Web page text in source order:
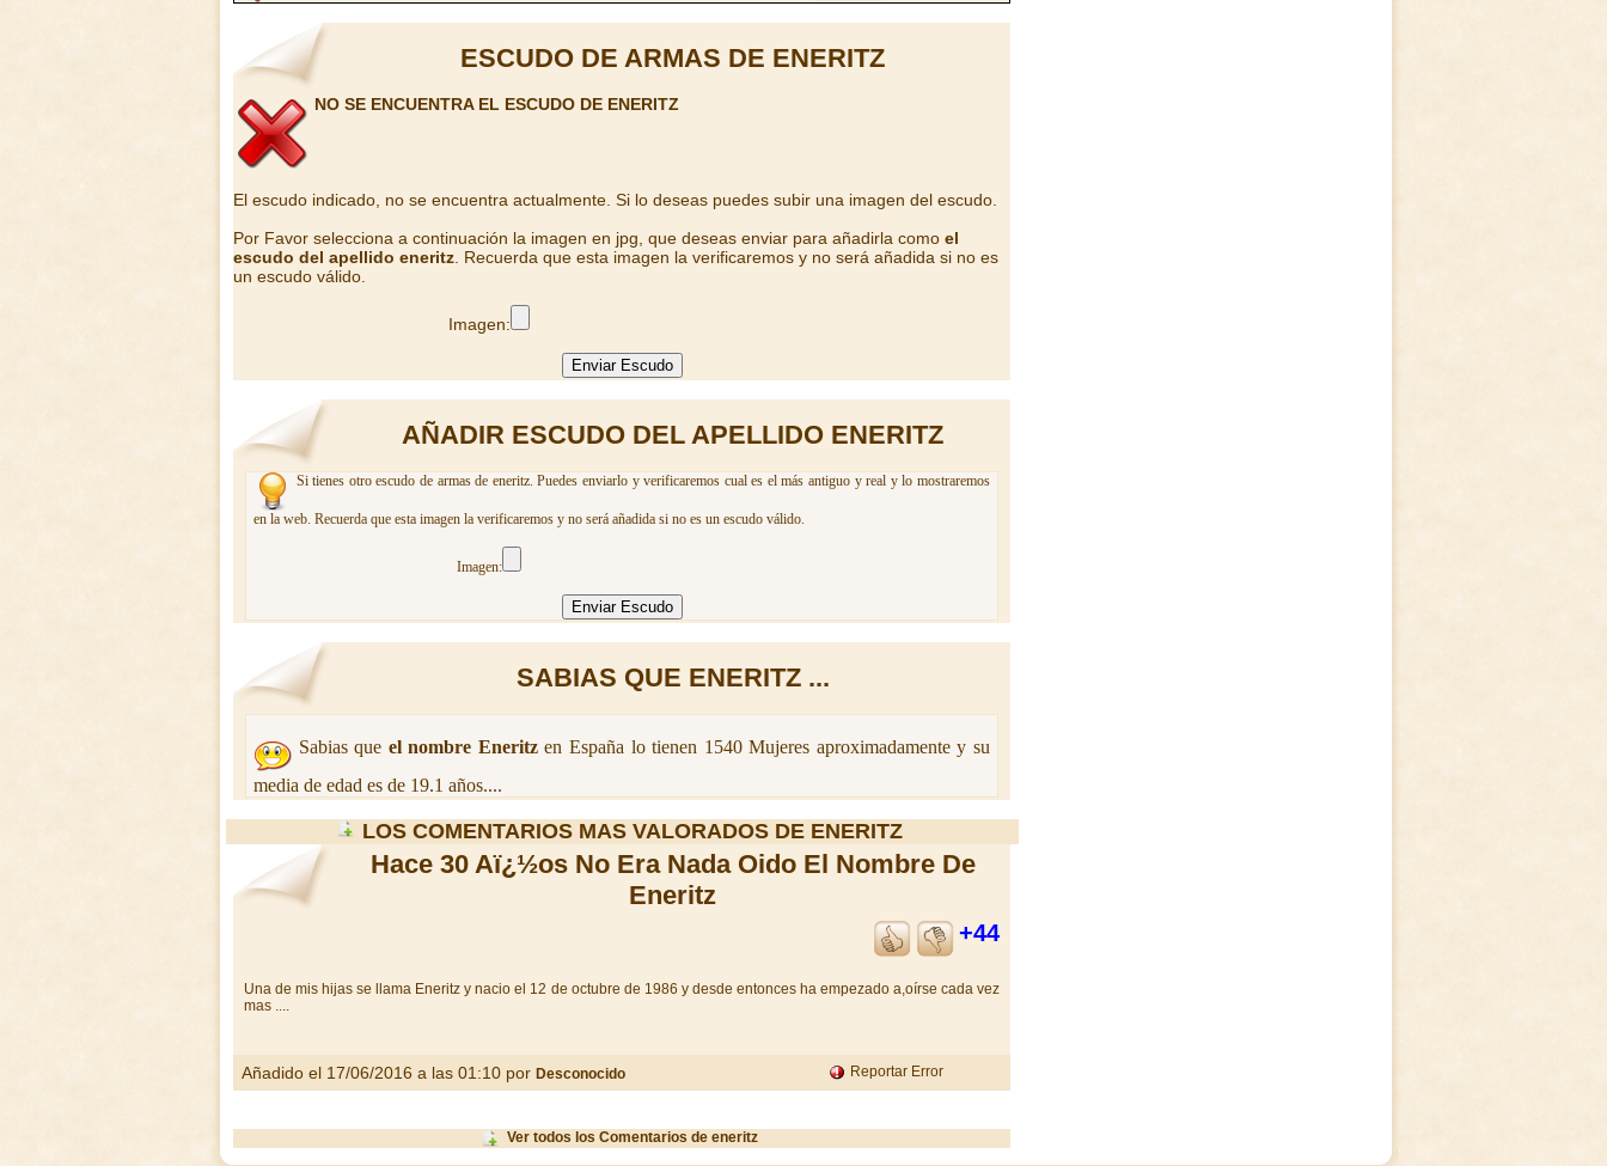
ESCUDO DE ARMAS DE ENERITZ
NO SE ENCUENTRA EL ESCUDO DE ENERITZ
El escudo indicado, no se encuentra actualmente. Si lo deseas puedes subir una imagen del escudo.
Por Favor selecciona a continuación la imagen en jpg, que deseas enviar para añadirla como el
escudo del apellido eneritz . Recuerda que esta imagen la verificaremos y no será añadida si no es
un escudo válido.
Imagen:
AÑADIR ESCUDO DEL APELLIDO ENERITZ
Si tienes otro escudo de armas de eneritz. Puedes enviarlo y verificaremos cual es el más antiguo y real y lo mostraremos
en la web. Recuerda que esta imagen la verificaremos y no será añadida si no es un escudo válido.
Imagen:
SABIAS QUE ENERITZ ...
Sabias que el nombre Eneritzen España lo tienen 1540 Mujeres aproximadamente y su
media de edad es de 19.1 años....
LOS COMENTARIOS MAS VALORADOS DE ENERITZ
Hace 30 Aï¿½os No Era Nada Oido El Nombre De
Eneritz
+44
Una de mis hijas se llama Eneritz y nacio el 12 de octubre de 1986 y desde entonces ha empezado a,oírse cada vez
mas ....
Añadido el 17/06/2016 a las 01:10 por Desconocido Reportar Error
Ver todos los Comentarios de eneritz